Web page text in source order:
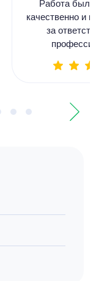
Работа
качественно и
за